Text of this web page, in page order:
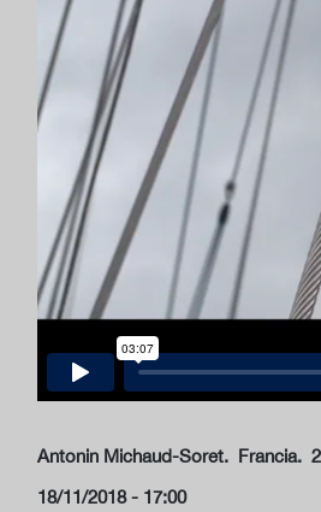
Antonin Michaud-Soret. Francia.
18/11/2018 - 17:00